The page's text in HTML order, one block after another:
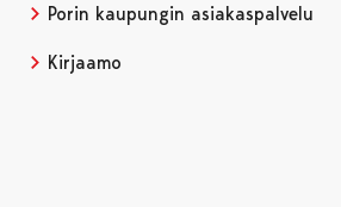
Porin kaupungin asiakaspalvelu
Kirjaamo